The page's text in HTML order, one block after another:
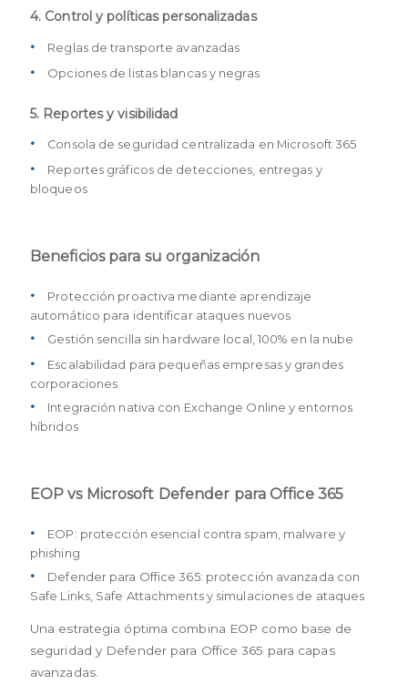
4. Control y políticas personalizadas
Reglas de transporte avanzadas
Opciones de listas blancas y negras
5. Reportes y visibilidad
Consola de seguridad centralizada en Microsoft 365
Reportes gráficos de detecciones, entregas y
bloqueos
Beneficios para su organización
Protección proactiva mediante aprendizaje
automático para identificar ataques nuevos
Gestión sencilla sin hardware local, 100% en la nube
Escalabilidad para pequeñas empresas y grandes
corporaciones
Integración nativa con Exchange Online y entornos
híbridos
EOP vs Microsoft Defender para Office 365
EOP: protección esencial contra spam, malware y
phishing
Defender para Office 365: protección avanzada con
Safe Links, Safe Attachments y simulaciones de ataques
Una estrategia óptima combina EOP como base de
seguridad y Defender para Office 365 para capas
avanzadas.